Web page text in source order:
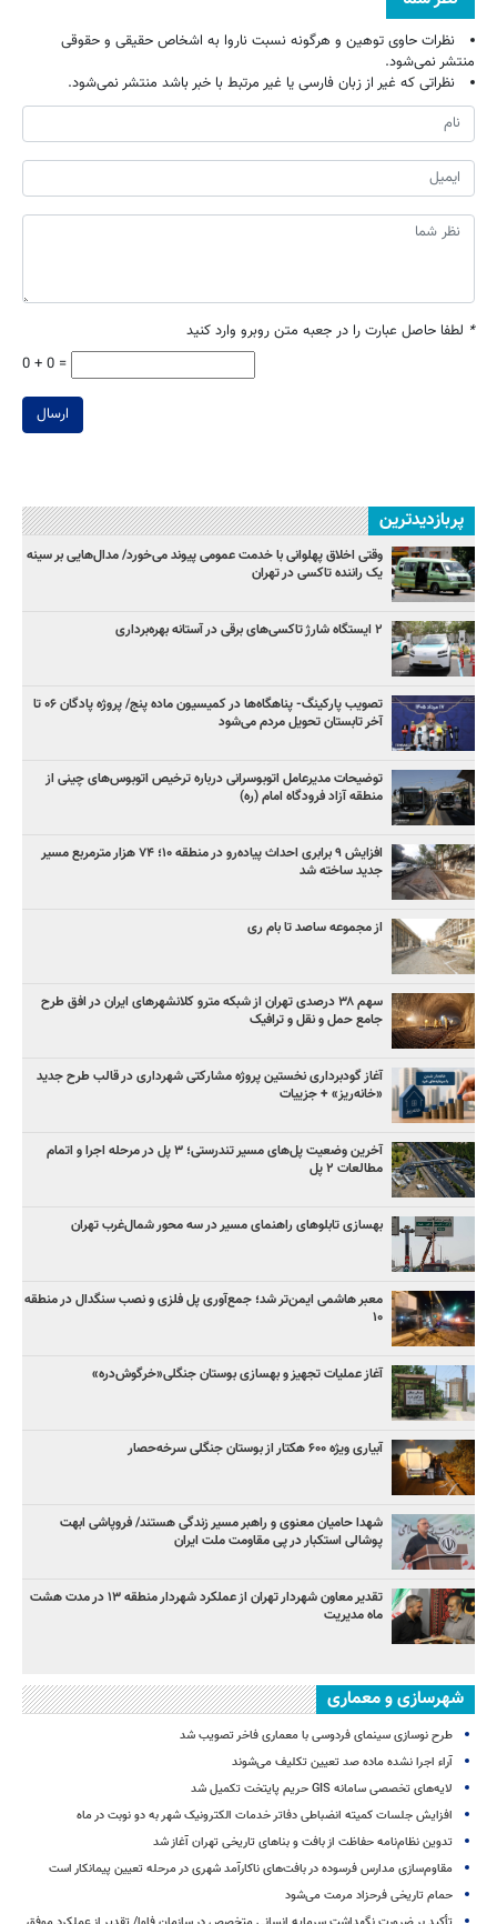
نظرات حاوی توهین و هرگونه نسبت ناروا به اشخاص حقیقی و حقوقی
منتشر نمی‌شود.
نظراتی که غیر از زبان فارسی یا غیر مرتبط با خبر باشد منتشر نمی‌شود.
* لطفا حاصل عبارت را در جعبه متن روبرو وارد کنید
0 + 0 =
ارسال
پربازدیدترین
وقتی اخلاق پهلوانی با خدمت عمومی پیوند می‌خورد/ مدال‌هایی بر سینه
یک راننده تاکسی در تهران
۲ ایستگاه شارژ تاکسی‌های برقی در آستانه بهره‌برداری
تصویب پارکینگ- پناهگاه‌ها در کمیسیون ماده پنج/ پروژه پادگان ۰۶ تا
آخر تابستان تحویل مردم می‌شود
توضیحات مدیرعامل اتوبوسرانی درباره ترخیص اتوبوس‌های چینی از
منطقه آزاد فرودگاه امام (ره)
افزایش ۹ برابری احداث پیاده‌رو در منطقه ۱۰؛ ۷۴ هزار مترمربع مسیر
جدید ساخته شد
از مجموعه ساصد تا بام ری
سهم ۳۸ درصدی تهران از شبکه مترو کلانشهرهای ایران در افق طرح
جامع حمل و نقل و ترافیک
آغاز گودبرداری نخستین پروژه مشارکتی شهرداری در قالب طرح جدید
«خانه‌ریز» + جزییات
آخرین وضعیت پل‌های مسیر تندرستی؛ ۳ پل در مرحله اجرا و اتمام
مطالعات ۲ پل
بهسازی تابلوهای راهنمای مسیر در سه محور شمال‌غرب تهران
معبر هاشمی ایمن‌تر شد؛ جمع‌آوری پل فلزی و نصب سنگدال در منطقه
۱۰
آغاز عملیات تجهیز و بهسازی بوستان جنگلی«خرگوش‌دره»
آبیاری ویژه ۶۰۰ هکتار از بوستان جنگلی سرخه‌حصار
شهدا حامیان معنوی و راهبر مسیر زندگی هستند/ فروپاشی ابهت
پوشالی استکبار در پی مقاومت ملت ایران
تقدیر معاون شهردار تهران از عملکرد شهردار منطقه ۱۳ در مدت هشت
ماه مدیریت
شهرسازی و معماری
طرح نوسازی سینمای فردوسی با معماری فاخر تصویب شد
آراء اجرا نشده ماده صد تعیین تکلیف می‌شوند
لایه‌های تخصصی سامانه GIS حریم پایتخت تکمیل شد
افزایش جلسات کمیته انضباطی دفاتر خدمات الکترونیک شهر به دو نوبت در ماه
تدوین نظام‌نامه حفاظت از بافت و بناهای تاریخی تهران آغاز شد
مقاوم‌سازی مدارس فرسوده در بافت‌های ناکارآمد شهری در مرحله تعیین پیمانکار است
حمام تاریخی فرحزاد مرمت می‌شود